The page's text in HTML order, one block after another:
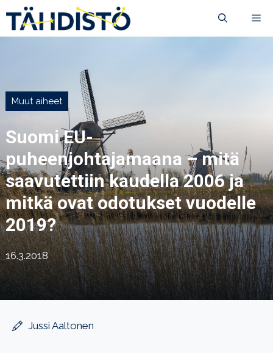
sisältöön
Muut aiheet
Suomi EU-
puheenjohtajamaana – mitä
saavutettiin kaudella 2006 ja
mitkä ovat odotukset vuodelle
2019?
16.3.2018
Jussi Aaltonen